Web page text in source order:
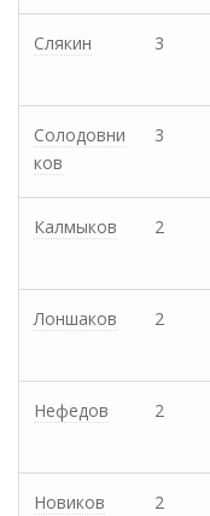
Слякин 3
Солодовни
ков
3
Калмыков 2
Лоншаков 2
Нефедов 2
Новиков 2